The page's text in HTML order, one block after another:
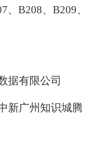
、B208、B209、
据有限公司
新广州知识城腾